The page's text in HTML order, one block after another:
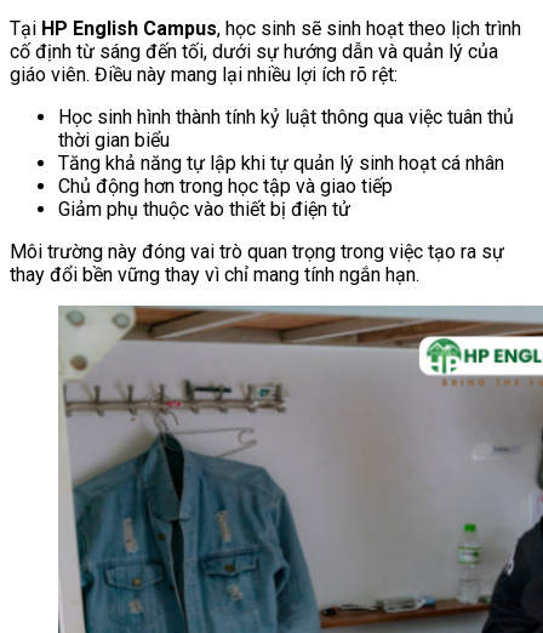
Tại HP English Campus, học sinh sẽ sinh hoạt theo lịch trình
cố định từ sáng đến tối, dưới sự hướng dẫn và quản lý của
giáo viên. Điều này mang lại nhiều lợi ích rõ rệt:
Học sinh hình thành tính kỷ luật thông qua việc tuân thủ
thời gian biểu
Tăng khả năng tự lập khi tự quản lý sinh hoạt cá nhân
Chủ động hơn trong học tập và giao tiếp
Giảm phụ thuộc vào thiết bị điện tử
Môi trường này đóng vai trò quan trọng trong việc tạo ra sự
thay đổi bền vững thay vì chỉ mang tính ngắn hạn.